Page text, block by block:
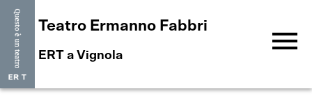
Teatro Ermanno Fabbri
ERT a Vignola menu